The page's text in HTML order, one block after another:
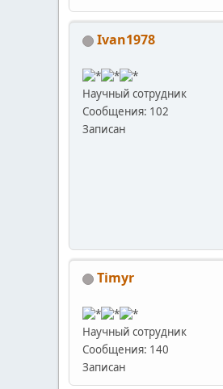
Ivan1978
Научный сотрудник
Сообщения: 102
Записан
Timyr
Научный сотрудник
Сообщения: 140
Записан